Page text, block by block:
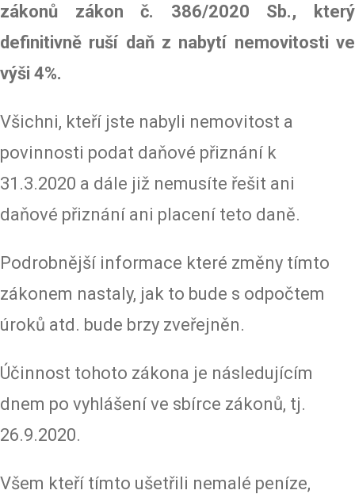
zákonů zákon č. 386/2020 Sb., který
definitivně ruší daň z nabytí nemovitosti ve
výši 4%.
Všichni, kteří jste nabyli nemovitost a
povinnosti podat daňové přiznání k
31.3.2020 a dále již nemusíte řešit ani
daňové přiznání ani placení teto daně.
Podrobnější informace které změny tímto
zákonem nastaly, jak to bude s odpočtem
úroků atd. bude brzy zveřejněn.
Účinnost tohoto zákona je následujícím
dnem po vyhlášení ve sbírce zákonů, tj.
26.9.2020.
Všem kteří tímto ušetřili nemalé peníze,